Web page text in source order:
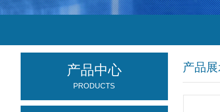
产品
产品中心
PRODUCTS